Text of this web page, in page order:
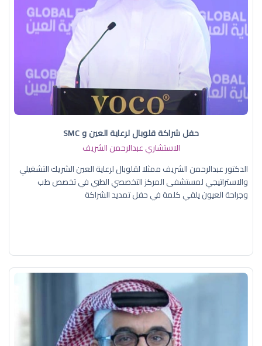
حفل شراكة قلوبال لرعاية العين و SMC
الاستشاري عبدالرحمن الشريف
الدكتور عبدالرحمن الشريف ممثلا لقلوبال لرعاية العين الشريك التشغيلي
والاستراتيجي لمستشفى المركز التخصصي الطبي في تخصص طب
وجراحة العيون يلقي كلمة في حفل تمديد الشراكة